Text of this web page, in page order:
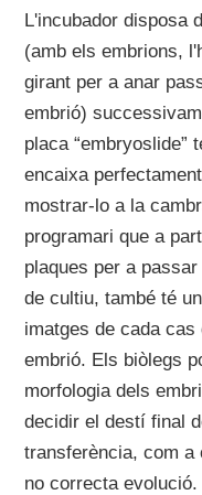
L'incubador disposa
(amb els embrions,
girant per a anar
embrió)
placa “embryoslide”
encaixa
mostrar-lo a la
programari que a
plaques per a
de cultiu, també té
imatges de cada
embrió. Els biòlegs
morfologia dels
decidir el destí final
transferència, com a
no correcta evolució.